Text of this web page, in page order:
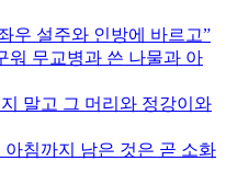
우 설주와 인방에 바르고
워 무교병과 쓴 나물과 아
말고 그 머리와 정강이와
침까지 남은 것은 곧 소화